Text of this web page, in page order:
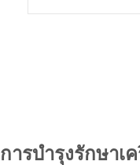
การบำรุงรักษาเ